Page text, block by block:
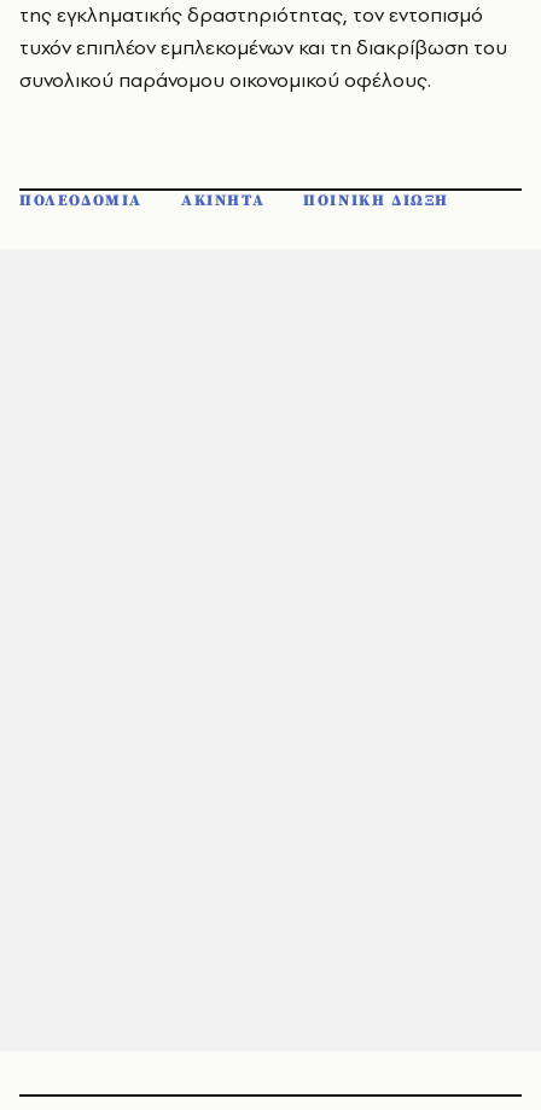
της εγκληματικής δραστηριότητας, τον εντοπισμό
τυχόν επιπλέον εμπλεκομένων και τη διακρίβωση του
συνολικού παράνομου οικονομικού οφέλους.
ΠΟΛΕΟΔΟΜΙΑ ΑΚΙΝΗΤΑ ΠΟΙΝΙΚΗ ΔΙΩΞΗ